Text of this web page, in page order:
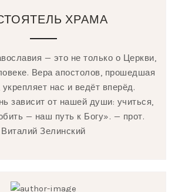
ХРАМА
— это не только о Церкви,
Вера апостолов, прошедшая
укрепляет нас и ведёт вперёд.
зависит от нашей души: учиться,
— наш путь к Богу». — прот.
Виталий Зелинский